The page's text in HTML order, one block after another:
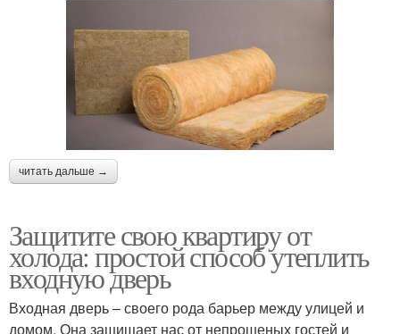
читать дальше →
Защитите свою квартиру от
холода: простой способ утеплить
входную дверь
Входная дверь – своего рода барьер между улицей и
домом. Она защищает нас от непрошеных гостей и